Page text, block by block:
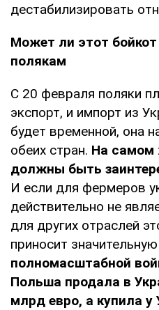
дестабилизировать
Может ли этот
полякам
С 20 февраля поляки
экспорт, и импорт из
будет временной, она
обеих стран. На самом
должны быть
И если для фермеров
действительно не
для других отраслей
приносит
полномасштабной
Польша продала в
млрд евро, а купила у